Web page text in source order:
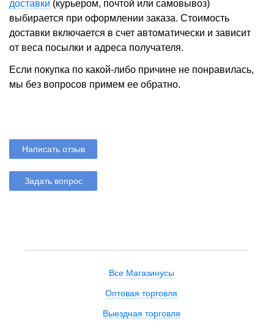
доставки (курьером, почтой или самовывоз)
выбирается при оформлении заказа. Стоимость
доставки включается в счет автоматически и зависит
от веса посылки и адреса получателя.
Если покупка по какой-либо причине не понравилась,
мы без вопросов примем ее обратно.
Написать отзыв
Задать вопрос
Все Магазинусы
Оптовая торговля
Выездная торговля